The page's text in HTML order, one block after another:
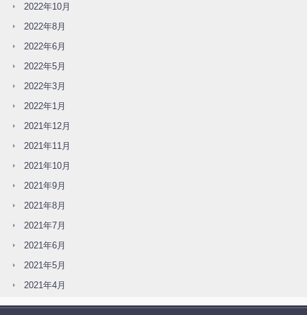
2022年10月
2022年8月
2022年6月
2022年5月
2022年3月
2022年1月
2021年12月
2021年11月
2021年10月
2021年9月
2021年8月
2021年7月
2021年6月
2021年5月
2021年4月